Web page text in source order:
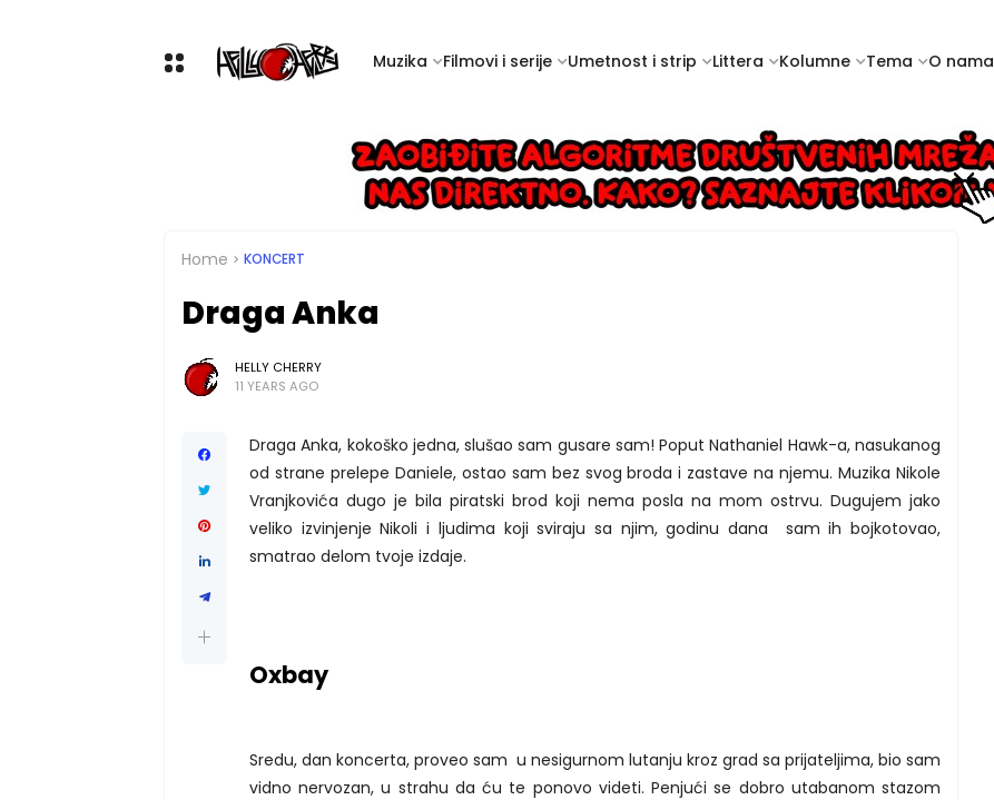
Muzika Filmovi i serije Umetnost i strip Littera Kolumne Tema O nama
Home KONCERT
Draga Anka
HELLY CHERRY
11 YEARS AGO
Draga Anka, kokoško jedna, slušao sam gusare sam! Poput Nathaniel Hawk-a, nasukanog
od strane prelepe Daniele, ostao sam bez svog broda i zastave na njemu. Muzika Nikole
Vranjkovića dugo je bila piratski brod koji nema posla na mom ostrvu. Dugujem jako
veliko izvinjenje Nikoli i ljudima koji sviraju sa njim, godinu dana sam ih bojkotovao,
smatrao delom tvoje izdaje.
Oxbay
Sredu, dan koncerta, proveo sam u nesigurnom lutanju kroz grad sa prijateljima, bio sam
vidno nervozan, u strahu da ću te ponovo videti. Penjući se dobro utabanom stazom